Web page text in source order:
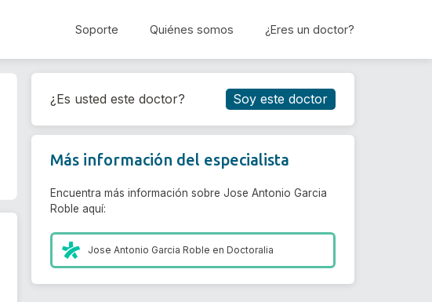
Soporte Quiénes somos ¿Eres un doctor?
Reservar cita
¿Es usted este doctor? Soy este doctor
Más información del especialista
Encuentra más información sobre Jose Antonio Garcia
Roble aquí:
Jose Antonio Garcia Roble enDoctoralia